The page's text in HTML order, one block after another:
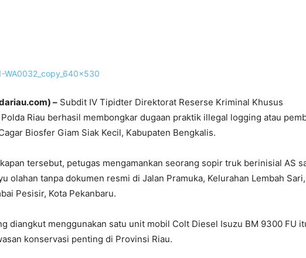
– Subdit IV Tipidter Direktorat Reserse Kriminal Khusus
Riau berhasil membongkar dugaan praktik illegal logging atau
Biosfer Giam Siak Kecil, Kabupaten Bengkalis.
tersebut, petugas mengamankan seorang sopir truk berinisial AS
olahan tanpa dokumen resmi di Jalan Pramuka, Kelurahan Lembah Sari,
Pesisir, Kota Pekanbaru.
diangkut menggunakan satu unit mobil Colt Diesel Isuzu BM 9300 FU
konservasi penting di Provinsi Riau.